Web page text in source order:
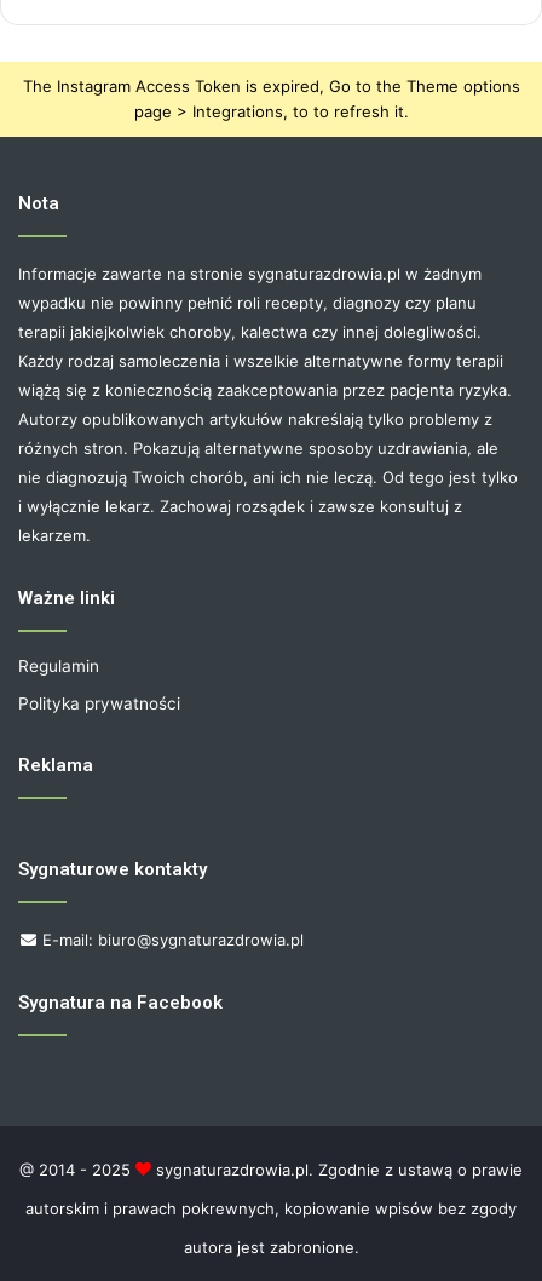
The Instagram Access Token is expired, Go to the Theme options
page > Integrations, to to refresh it.
Nota
Informacje zawarte na stronie sygnaturazdrowia.pl w żadnym
wypadku nie powinny pełnić roli recepty, diagnozy czy planu
terapii jakiejkolwiek choroby, kalectwa czy innej dolegliwości.
Każdy rodzaj samoleczenia i wszelkie alternatywne formy terapii
wiążą się z koniecznością zaakceptowania przez pacjenta ryzyka.
Autorzy opublikowanych artykułów nakreślają tylko problemy z
różnych stron. Pokazują alternatywne sposoby uzdrawiania, ale
nie diagnozują Twoich chorób, ani ich nie leczą. Od tego jest tylko
i wyłącznie lekarz. Zachowaj rozsądek i zawsze konsultuj z
lekarzem.
Ważne linki
Regulamin
Polityka prywatności
Reklama
Sygnaturowe kontakty
E-mail: biuro@sygnaturazdrowia.pl
Sygnatura na Facebook
@ 2014 - 2025
sygnaturazdrowia.pl. Zgodnie z ustawą o prawie
autorskim i prawach pokrewnych, kopiowanie wpisów bez zgody
autora jest zabronione.